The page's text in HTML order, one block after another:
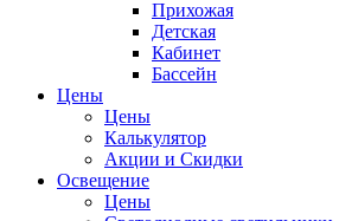
Прихожая
Детская
Кабинет
Бассейн
Цены
Цены
Калькулятор
Акции и Скидки
Освещение
Цены